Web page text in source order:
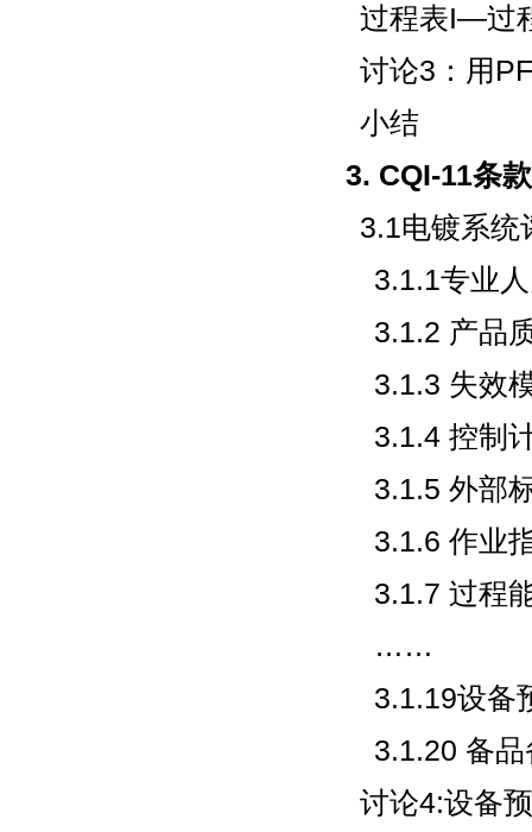
过程表I—过
讨论3：用
小结
3. CQI-11条
3.1电镀系统
3.1.1专业
3.1.2 产品
3.1.3 失效
3.1.4 控制
3.1.5 外部
3.1.6 作业
3.1.7 过程
……
3.1.19设备
3.1.20 备
讨论4:设备